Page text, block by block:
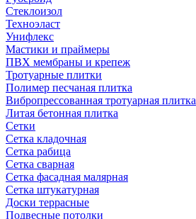
Стеклоизол
Техноэласт
Унифлекс
Мастики и праймеры
ПВХ мембраны и крепеж
Тротуарные плитки
Полимер песчаная плитка
Вибропрессованная тротуарная плитка
Литая бетонная плитка
Сетки
Сетка кладочная
Сетка рабица
Сетка сварная
Сетка фасадная малярная
Сетка штукатурная
Доски террасные
Подвесные потолки